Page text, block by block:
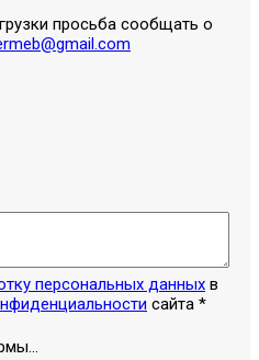
просьба сообщать о
персональных данных в
сайта *